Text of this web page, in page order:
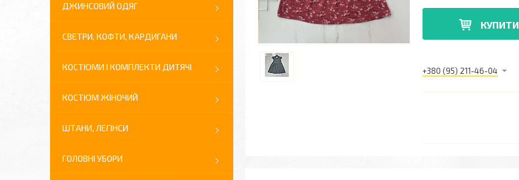
КУПИТИ
+380 (95) 211-46-04
ДЖИНСОВИЙ ОДЯГ
СВЕТРИ, КОФТИ, КАРДИГАНИ
КОСТЮМИ І КОМПЛЕКТИ ДИТЯЧІ
КОСТЮМ ЖІНОЧИЙ
ШТАНИ, ЛЕГІНСИ
ГОЛОВНІ УБОРИ